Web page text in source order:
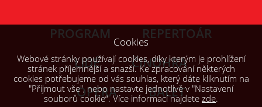
PROGRAM
REPERTOÁR
LIDÉ
ČINOHRA
OPERA
BALET
Cookies
Webové stránky používají cookies, díky kterým je prohlížení
stránek příjemnější a snazší. Ke zpracování některých
cookies potřebujeme od vás souhlas, který dáte kliknutím na
"Přijmout vše", nebo nastavte jednotlivě v "Nastavení
souborů cookie“. Více informací najdete zde.